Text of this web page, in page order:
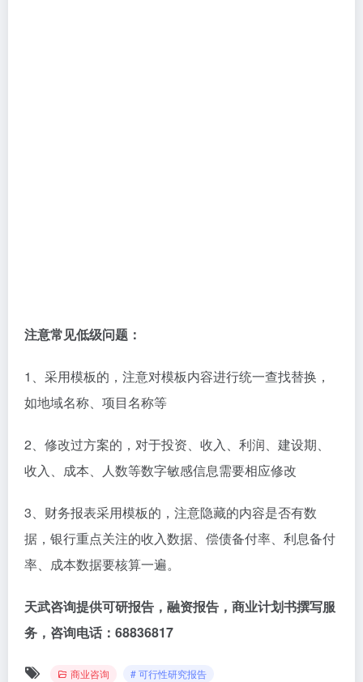
注意常见低级问题：
1、采用模板的，注意对模板内容进行统一查找替换，
如地域名称、项目名称等
2、修改过方案的，对于投资、收入、利润、建设期、
收入、成本、人数等数字敏感信息需要相应修改
3、财务报表采用模板的，注意隐藏的内容是否有数
据，银行重点关注的收入数据、偿债备付率、利息备付
率、成本数据要核算一遍。
天武咨询提供可研报告，融资报告，商业计划书撰写服
务，咨询电话：68836817
商业咨询 # 可行性研究报告